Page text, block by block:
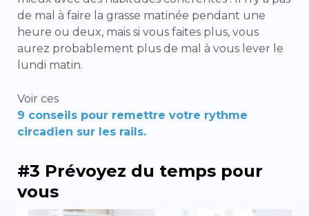
de mal à faire la grasse matinée pendant une
heure ou deux, mais si vous faites plus, vous
aurez probablement plus de mal à vous lever le
lundi matin.
Voir ces
9 conseils pour remettre votre rythme
circadien sur les rails.
#3 Prévoyez du temps pour
vous